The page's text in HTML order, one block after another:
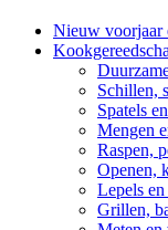
Nieuw voorjaar
Schillen,
Spatels
Mengen
Raspen,
Openen,
Lepels en
Grillen,